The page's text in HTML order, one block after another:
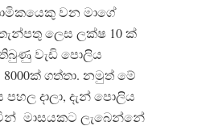
වන මාගේ
ලෙස ලක්ෂ 10 ක්
වැඩි පොලිය
ගත්තා. නමුත් මේ
දාලා, දැන් පොලිය
මාසයකට ලැබෙන්නේ